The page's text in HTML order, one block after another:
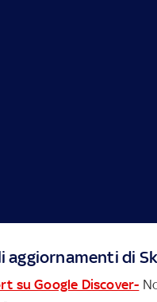
aggiornamenti di
su Google Discover-